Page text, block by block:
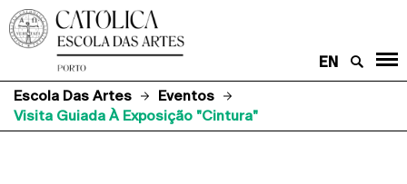
EN
Escola Das Artes
Eventos
Visita Guiada À Exposição "Cintura"